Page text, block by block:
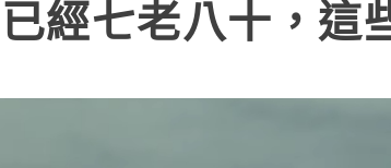
經七老八十，這